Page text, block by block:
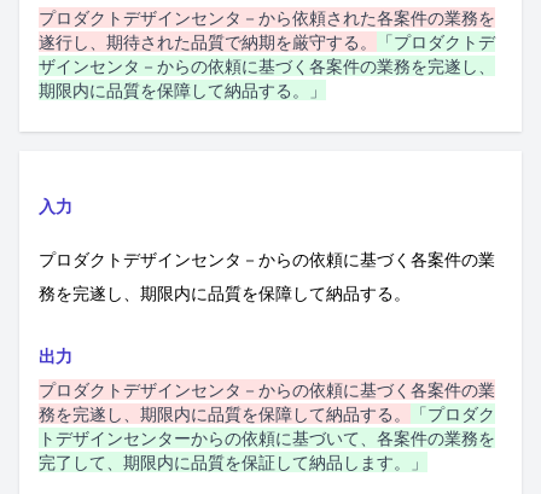
プロダクトデザインセンタ－から依頼された各案件の業務を
遂行し、期待された品質で納期を厳守する。
「プロダクトデ
ザインセンタ－からの依頼に基づく各案件の業務を完遂し、
期限内に品質を保障して納品する。」
入力
プロダクトデザインセンタ－からの依頼に基づく各案件の業
務を完遂し、期限内に品質を保障して納品する。
出力
プロダクトデザインセンタ－からの依頼に基づく各案件の業
務を完遂し、期限内に品質を保障して納品する。
「プロダク
トデザインセンターからの依頼に基づいて、各案件の業務を
完了して、期限内に品質を保証して納品します。」